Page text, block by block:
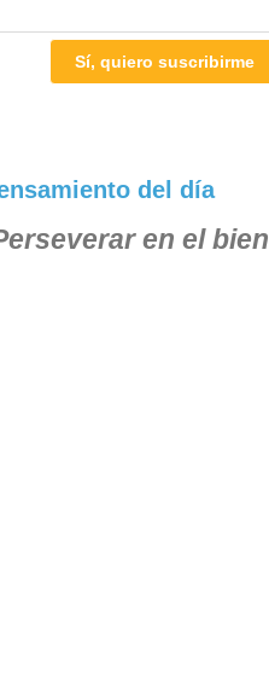
Sí, quiero suscribirme
del día
en el bien